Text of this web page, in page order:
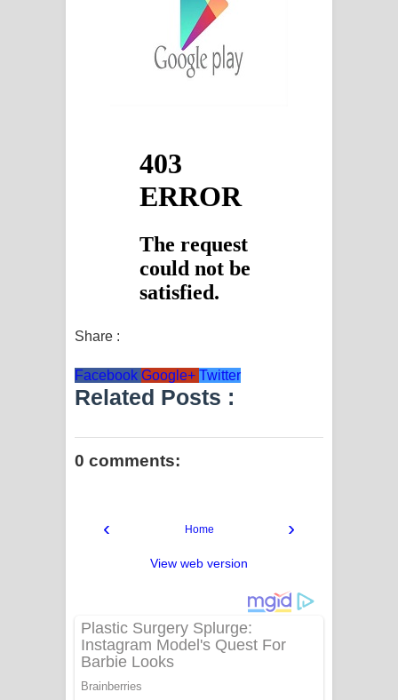
විමයි හිමි ගීතයේ පද පෙළ
Share :
Facebook Google+ Twitter
Related Posts :
0 comments:
‹ ›
Home
View web version